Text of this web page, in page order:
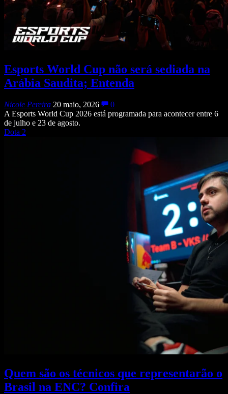
Esports World Cup não será sediada na
Arábia Saudita; Entenda
Nicole Pereira 20 maio, 2026
0
A Esports World Cup 2026 está programada para acontecer entre 6
de julho e 23 de agosto.
Dota 2
Quem são os técnicos que representarão o
Brasil na ENC? Confira